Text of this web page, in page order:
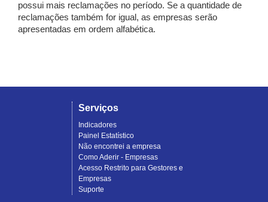
possui mais reclamações no período. Se a quantidade de
reclamações também for igual, as empresas serão
apresentadas em ordem alfabética.
Serviços
Indicadores
Painel Estatístico
Não encontrei a empresa
Como Aderir - Empresas
Acesso Restrito para Gestores e
Empresas
Suporte